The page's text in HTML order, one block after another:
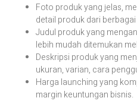
Foto produk yang jelas,
detail produk dari
Judul produk yang
lebih mudah ditemukan
Deskripsi produk yang
ukuran, varian, cara
Harga launching yang
margin keuntungan bisnis.